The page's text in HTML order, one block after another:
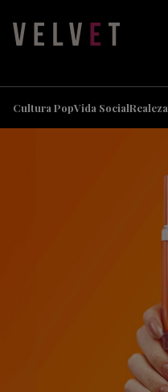
Cultura PopVida SocialRealeza